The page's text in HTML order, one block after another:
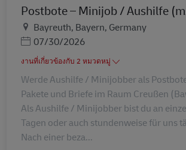
Postbote – Minijob / Aushilfe
สถานที่
Bayreuth, Bayern, Germany
Posted Date
07/30/2026
งานที่เกี่ยวข้องกับ 2 หมวดหมู่
Werde Aushilfe / Minijobber als
Pakete und Briefe im Raum Creußen
Als Aushilfe / Minijobber bist du an
Tagen oder auch stundenweise für uns
Nach einer beza...